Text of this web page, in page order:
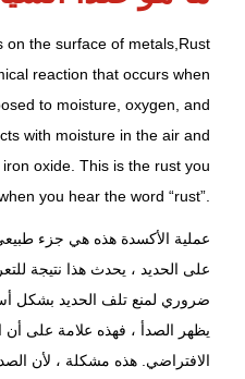
Rust
the surface of metals,
reaction that occurs when
to moisture, oxygen, and
with moisture in the air and
oxide. This is the rust you
you hear the word “rust”.
عملية الأكسدة هذه هي جزء
على الحديد ، يحدث هذا نتيجة
ضروري لمنع تلف الحديد بشكل
يظهر الصدأ ، فهذه علامة على
الافتراضي. هذه مشكلة ، لأن